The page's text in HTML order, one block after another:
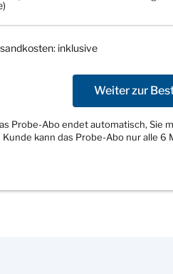
inklusive
Weiter zur
Probe-Abo endet automatisch, Sie
Kunde kann das Probe-Abo nur alle